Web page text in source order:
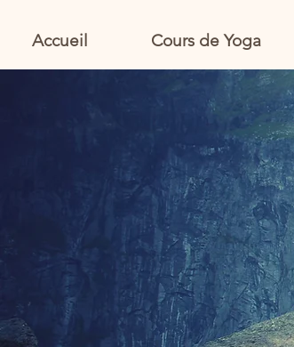
Accueil Cours de Yoga